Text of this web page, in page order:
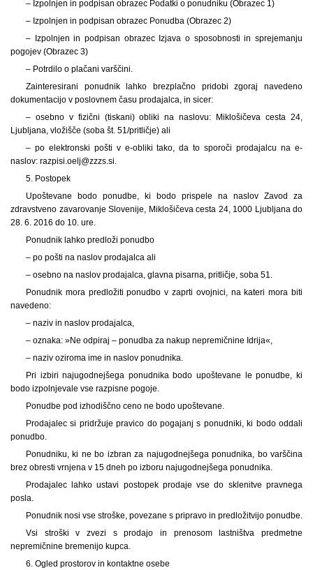
– Izpolnjen in podpisan obrazec Podatki o ponudniku (Obrazec 1)
– Izpolnjen in podpisan obrazec Ponudba (Obrazec 2)
– Izpolnjen in podpisan obrazec Izjava o sposobnosti in sprejemanju
pogojev (Obrazec 3)
– Potrdilo o plačani varščini.
Zainteresirani ponudnik lahko brezplačno pridobi zgoraj navedeno
dokumentacijo v poslovnem času prodajalca, in sicer:
– osebno v fizični (tiskani) obliki na naslovu: Miklošičeva cesta 24,
Ljubljana, vložišče (soba št. 51/pritličje) ali
– po elektronski pošti v e-obliki tako, da to sporoči prodajalcu na e-
naslov: razpisi.oelj@zzzs.si.
5. Postopek
Upoštevane bodo ponudbe, ki bodo prispele na naslov Zavod za
zdravstveno zavarovanje Slovenije, Miklošičeva cesta 24, 1000 Ljubljana do
28. 6. 2016 do 10. ure.
Ponudnik lahko predloži ponudbo
– po pošti na naslov prodajalca ali
– osebno na naslov prodajalca, glavna pisarna, pritličje, soba 51.
Ponudnik mora predložiti ponudbo v zaprti ovojnici, na kateri mora biti
navedeno:
– naziv in naslov prodajalca,
– oznaka: »Ne odpiraj – ponudba za nakup nepremičnine Idrija«,
– naziv oziroma ime in naslov ponudnika.
Pri izbiri najugodnejšega ponudnika bodo upoštevane le ponudbe, ki
bodo izpolnjevale vse razpisne pogoje.
Ponudbe pod izhodiščno ceno ne bodo upoštevane.
Prodajalec si pridržuje pravico do pogajanj s ponudniki, ki bodo oddali
ponudbo.
Ponudniku, ki ne bo izbran za najugodnejšega ponudnika, bo varščina
brez obresti vrnjena v 15 dneh po izboru najugodnejšega ponudnika.
Prodajalec lahko ustavi postopek prodaje vse do sklenitve pravnega
posla.
Ponudnik nosi vse stroške, povezane s pripravo in predložitvijo ponudbe.
Vsi stroški v zvezi s prodajo in prenosom lastništva predmetne
nepremičnine bremenijo kupca.
6. Ogled prostorov in kontaktne osebe